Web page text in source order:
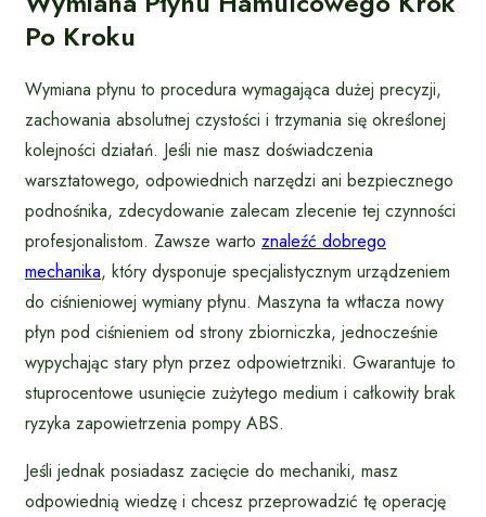
Po Kroku
Wymiana płynu to procedura wymagająca dużej precyzji,
zachowania absolutnej czystości i trzymania się określonej
kolejności działań. Jeśli nie masz doświadczenia
warsztatowego, odpowiednich narzędzi ani bezpiecznego
podnośnika, zdecydowanie zalecam zlecenie tej czynności
profesjonalistom. Zawsze warto znaleźć dobrego
mechanika, który dysponuje specjalistycznym urządzeniem
do ciśnieniowej wymiany płynu. Maszyna ta wtłacza nowy
płyn pod ciśnieniem od strony zbiorniczka, jednocześnie
wypychając stary płyn przez odpowietrzniki. Gwarantuje to
stuprocentowe usunięcie zużytego medium i całkowity brak
ryzyka zapowietrzenia pompy ABS.
Jeśli jednak posiadasz zacięcie do mechaniki, masz
odpowiednią wiedzę i chcesz przeprowadzić tę operację